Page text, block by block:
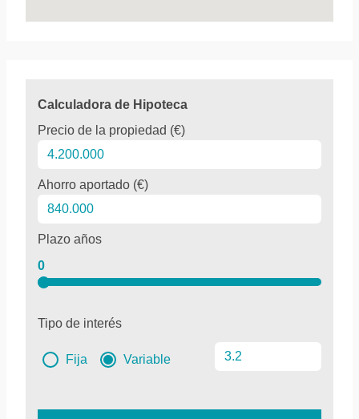
Calculadora de Hipoteca
Precio de la propiedad (€)
Ahorro aportado (€)
Plazo años
0
Tipo de interés
Fija Variable